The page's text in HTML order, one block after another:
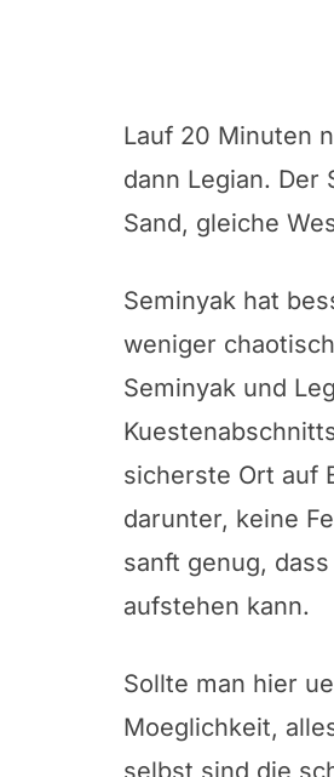
Lauf 20 Minuten
dann Legian.
Sand, gleiche
Seminyak hat
weniger
Seminyak und
sicherste Ort auf
darunter, keine
sanft genug,
aufstehen kann.
Sollte man hier
Moeglichkeit,